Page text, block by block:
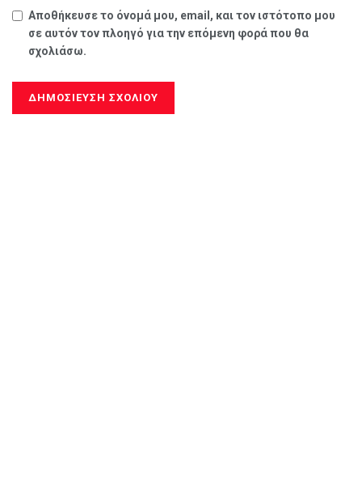
Αποθήκευσε το όνομά μου, email, και τον ιστότοπο μου
σε αυτόν τον πλοηγό για την επόμενη φορά που θα
σχολιάσω.